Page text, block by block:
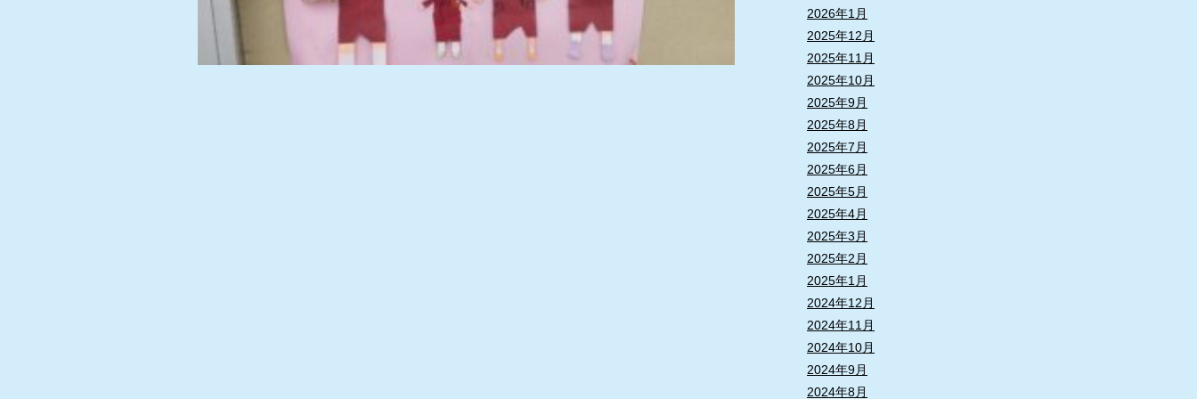
2026年1月
2025年12月
2025年11月
2025年10月
2025年9月
2025年8月
2025年7月
2025年6月
2025年5月
2025年4月
2025年3月
2025年2月
2025年1月
2024年12月
2024年11月
2024年10月
2024年9月
2024年8月